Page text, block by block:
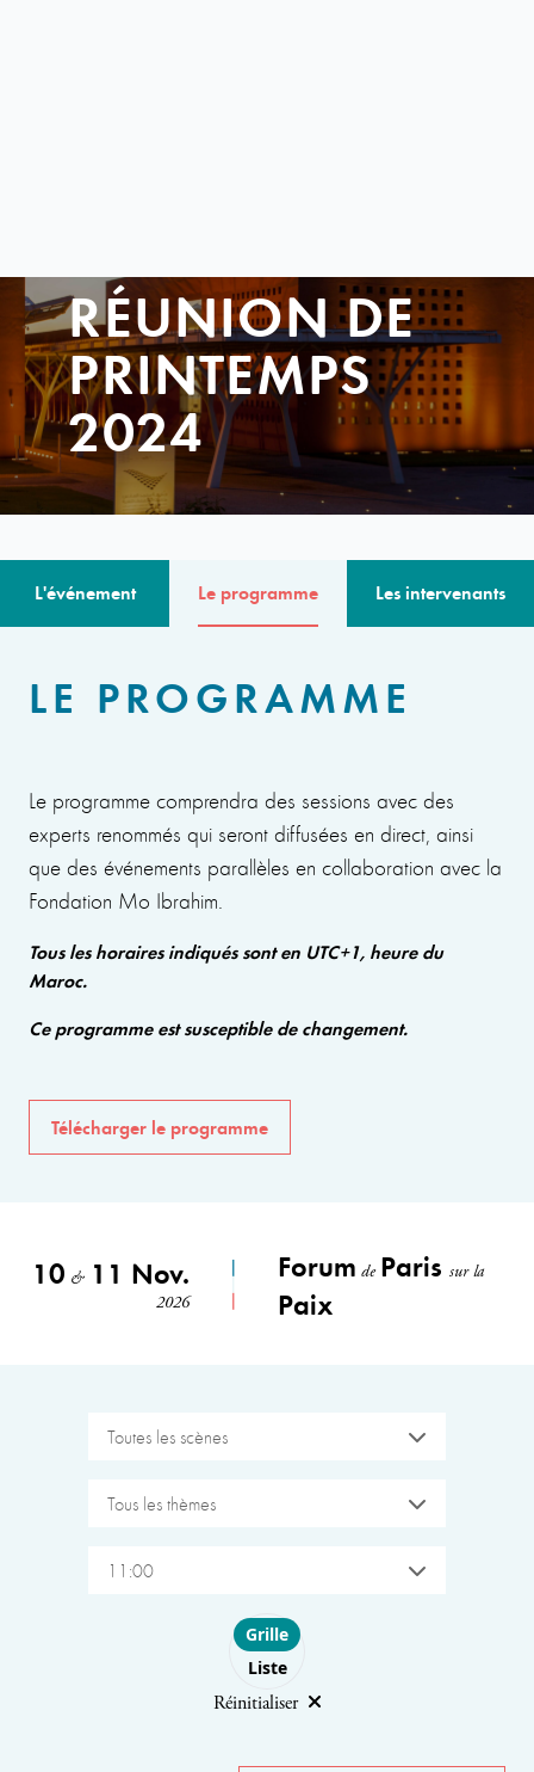
RÉUNION DE
PRINTEMPS
2024
L'événement Le programme Les intervenants
LE PROGRAMME
Le programme comprendra des sessions avec des
experts renommés qui seront diffusées en direct, ainsi
que des événements parallèles en collaboration avec la
Fondation Mo Ibrahim.
Tous les horaires indiqués sont en UTC+1, heure du
Maroc.
Ce programme est susceptible de changement.
Télécharger le programme
10 &11 Nov.
2026
Forum de Parissur la
Paix
Toutes les scènes
Tous les thèmes
11:00
Choose layout
Grille
Liste
Réinitialiser